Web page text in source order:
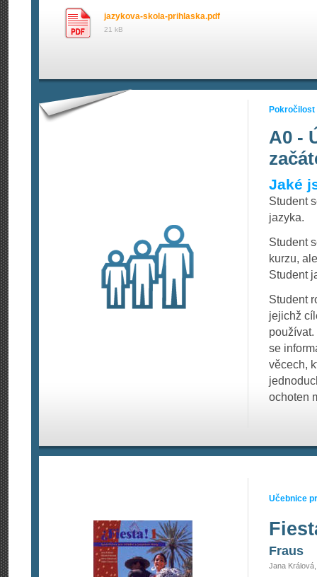
jazykova-skola-prihlaska.pdf
21 kB
Pokročilost
A0 -
Jaké
Student
jazyka.
Student
kurzu,
Student
Student
jejichž
se
věcech,
ochoten
Učebnice
Fraus
Jana